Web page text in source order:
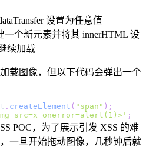
设置为任意值
一个新元素并将其 innerHTML 设
续加载
载图像，但以下代码会弹出一个
. createElement ( "span" ) ;
src=x onerror=alert(1)>' ;
POC，为了展示引发 XSS 的难
一旦开始拖动图像，几秒钟后就